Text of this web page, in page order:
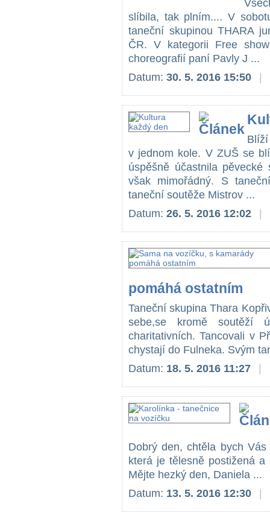
slíbila, tak plním.... V
taneční skupinou THARA
ČR. V kategorii Free
choreografií paní Pavly J ...
Datum: 30. 5. 2016 15:50
v jednom kole. V ZUŠ se
úspěšně účastnila pěvecké
však mimořádný. S
taneční soutěže Mistrov ...
Datum: 26. 5. 2016 12:02
pomáhá ostatním
Taneční skupina Thara
sebe,se kromě soutěží
charitativních. Tancovali v
chystají do Fulneka. Svým
Datum: 18. 5. 2016 11:27
Dobrý den, chtěla bych
která je tělesně postižená
Mějte hezký den, Daniela ...
Datum: 13. 5. 2016 12:30